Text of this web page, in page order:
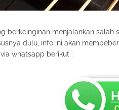
berkeinginan menjalankan
dulu, info ini akan
whatsapp berikut :